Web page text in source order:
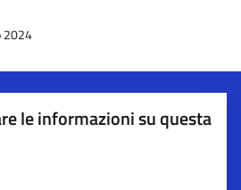
2024
le informazioni su questa